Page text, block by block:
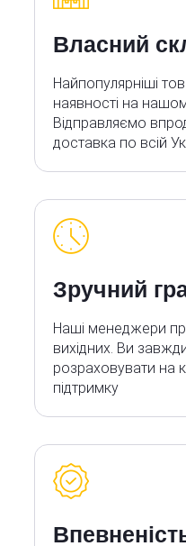
Власний
Найпопулярніші
наявності на
Відправляємо
доставка по всій
Зручний
Наші менеджери
вихідних. Ви
розраховувати на
підтримку